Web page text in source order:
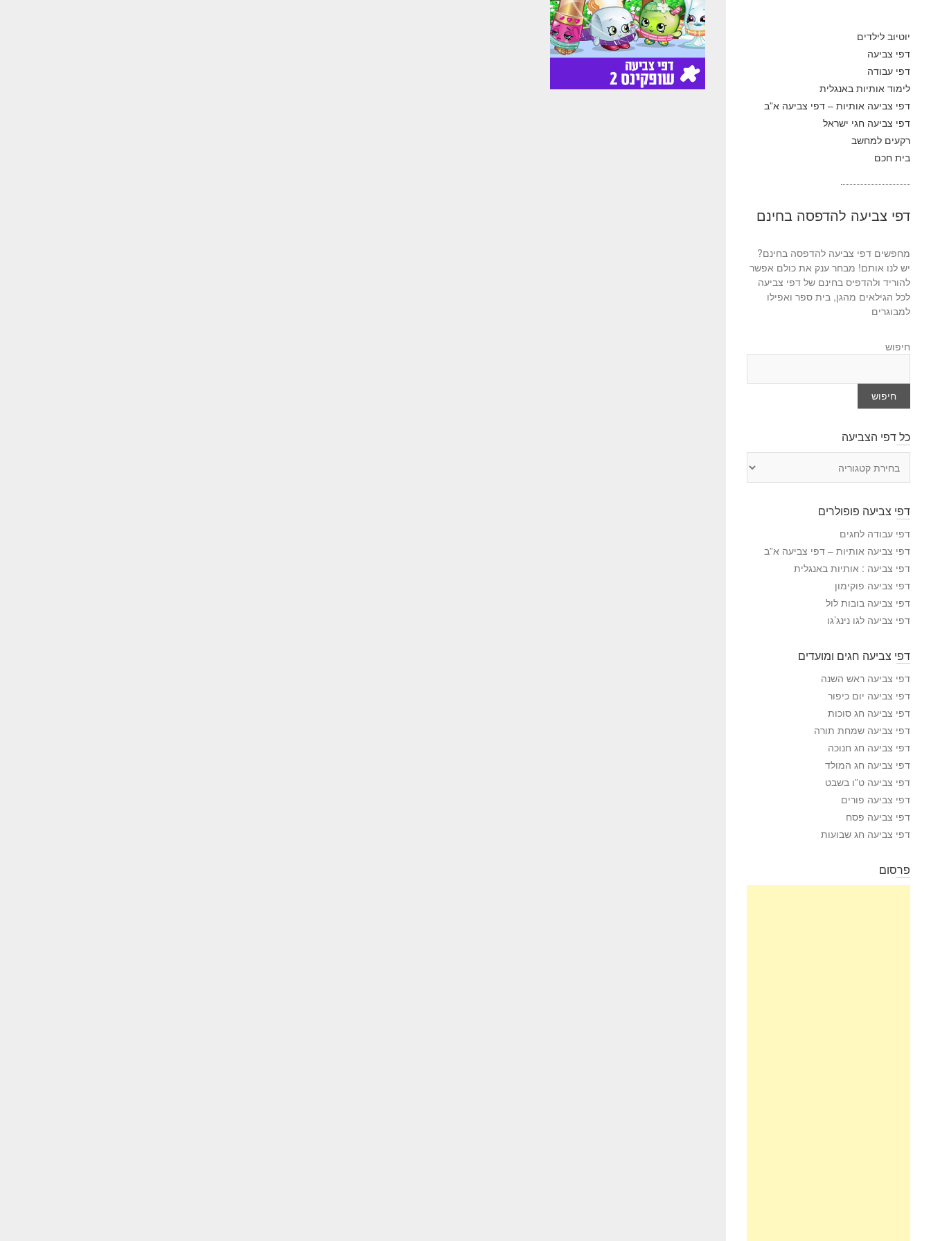
יוטיוב לילדים
דפי צביעה
דפי עבודה
לימוד אותיות באנגלית
דפי צביעה אותיות – דפי צביעה א”ב
דפי צביעה חגי ישראל
רקעים למחשב
בית חכם
דפי צביעה להדפסה בחינם
מחפשים דפי צביעה להדפסה בחינם?
יש לנו אותם! מבחר ענק את כולם אפשר
להוריד ולהדפיס בחינם של דפי צביעה
לכל הגילאים מהגן, בית ספר ואפילו
למבוגרים
חיפוש
חיפוש
כל דפי הצביעה
י
ה
צ
י
ע
ה
דפי צביעה פופולרים
דפי עבודה לחגים
דפי צביעה אותיות – דפי צביעה א”ב
דפי צביעה : אותיות באנגלית
דפי צביעה פוקימון
דפי צביעה בובות לול
דפי צביעה לגו נינג’גו
דפי צביעה חגים ומועדים
דפי צביעה ראש השנה
דפי צביעה יום כיפור
דפי צביעה חג סוכות
דפי צביעה שמחת תורה
דפי צביעה חג חנוכה
דפי צביעה חג המולד
דפי צביעה ט”ו בשבט
דפי צביעה פורים
דפי צביעה פסח
דפי צביעה חג שבועות
פרסום